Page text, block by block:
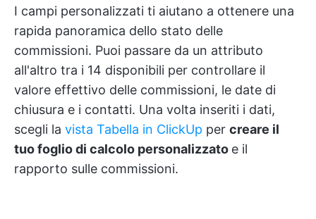
I campi personalizzati ti aiutano a ottenere una
rapida panoramica dello stato delle
commissioni. Puoi passare da un attributo
all'altro tra i 14 disponibili per controllare il
valore effettivo delle commissioni, le date di
chiusura e i contatti. Una volta inseriti i dati,
scegli la vista Tabella in ClickUp per creare il
tuo foglio di calcolo personalizzato e il
rapporto sulle commissioni.